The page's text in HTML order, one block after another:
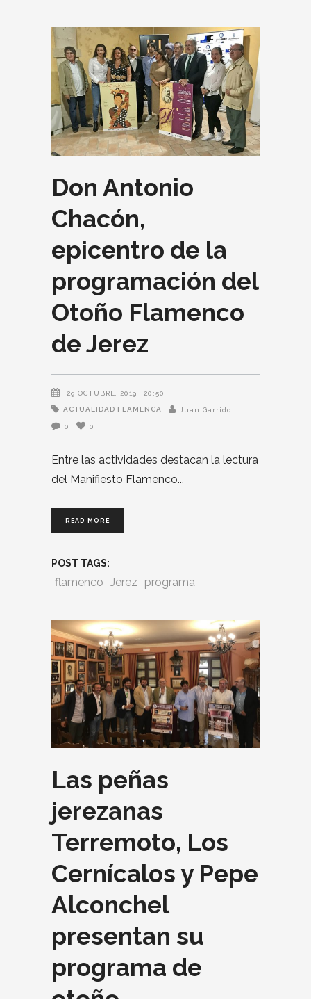
Don Antonio
Chacón,
epicentro de la
programación del
Otoño Flamenco
de Jerez
29 OCTUBRE, 2019 20:50
ACTUALIDAD FLAMENCA Juan Garrido
0 0
Entre las actividades destacan la lectura
del Manifiesto Flamenco
READ MORE
POST TAGS:
flamenco Jerez programa
Las peñas
jerezanas
Terremoto, Los
Cernícalos y Pepe
Alconchel
presentan su
programa de